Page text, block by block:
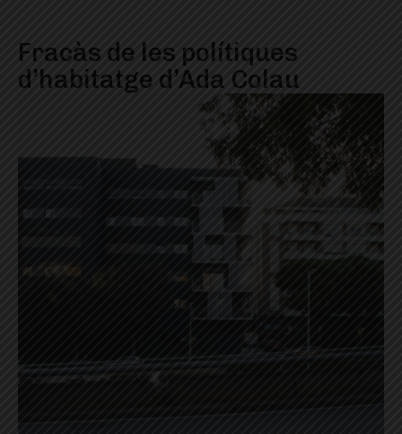
Fracàs de les polítiques
d’habitatge d’Ada Colau